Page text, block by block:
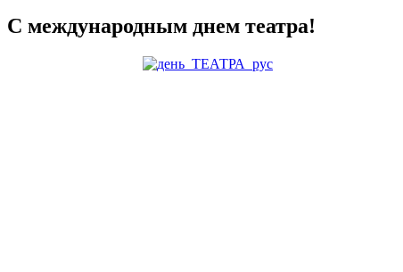
С международным днем театра!